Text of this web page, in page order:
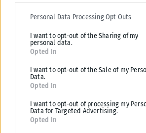
Please note that this website/app uses one
services and may gather and store
deny consent to Google and its third-party
for below specified purposes in below
Personal Data Processing Opt Outs
I want to opt-out of the Sharing of my
personal data.
Opted In
I want to opt-out of the Sale of my
Data.
Opted In
I want to opt-out of processing my
Data for Targeted Advertising.
Opted In
πύρινο μέτωπο
Χωρίς ενεργό μέτωπο είναι πλέον η πυρκαγιά
μετά τις 15:00 σε χαμηλή βλάστηση στην Σίνδο
ΑΝΑΡΤΉΘΗΚΕ ΑΠΌ